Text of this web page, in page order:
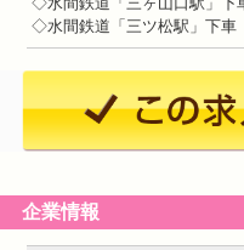
◇水間鉄道「三ツ松駅」下
企業情報